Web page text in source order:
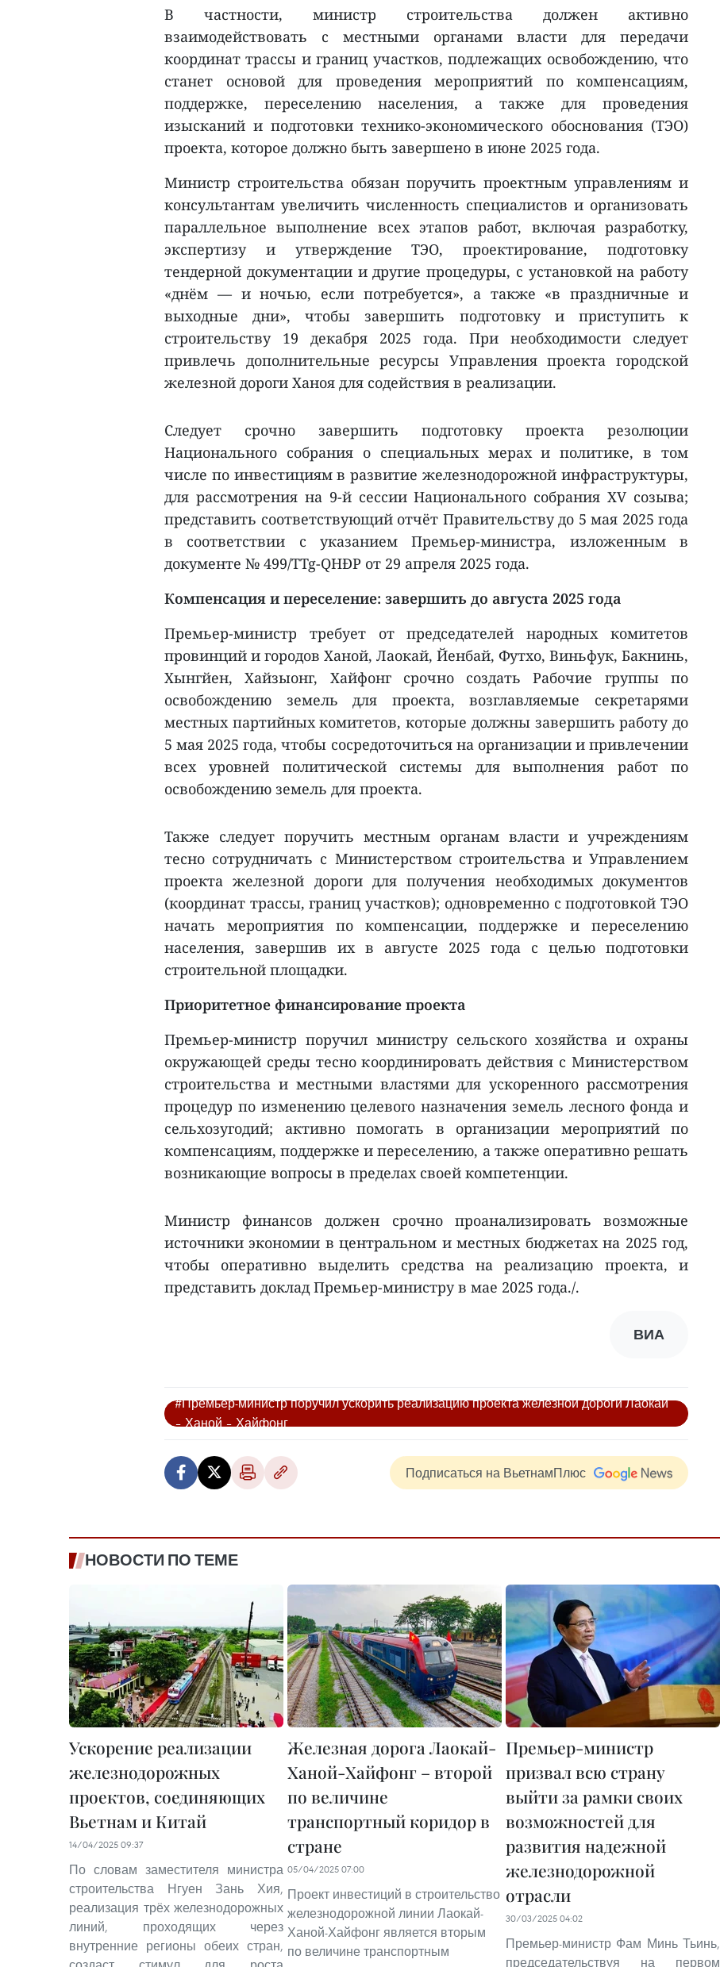
В частности, министр строительства должен активно
взаимодействовать с местными органами власти для передачи
координат трассы и границ участков, подлежащих освобождению, что
станет основой для проведения мероприятий по компенсациям,
поддержке, переселению населения, а также для проведения
изысканий и подготовки технико-экономического обоснования (ТЭО)
проекта, которое должно быть завершено в июне 2025 года.
Министр строительства обязан поручить проектным управлениям и
консультантам увеличить численность специалистов и организовать
параллельное выполнение всех этапов работ, включая разработку,
экспертизу и утверждение ТЭО, проектирование, подготовку
тендерной документации и другие процедуры, с установкой на работу
«днём — и ночью, если потребуется», а также «в праздничные и
выходные дни», чтобы завершить подготовку и приступить к
строительству 19 декабря 2025 года. При необходимости следует
привлечь дополнительные ресурсы Управления проекта городской
железной дороги Ханоя для содействия в реализации.
Следует срочно завершить подготовку проекта резолюции
Национального собрания о специальных мерах и политике, в том
числе по инвестициям в развитие железнодорожной инфраструктуры,
для рассмотрения на 9-й сессии Национального собрания XV созыва;
представить соответствующий отчёт Правительству до 5 мая 2025 года
в соответствии с указанием Премьер-министра, изложенным в
документе № 499/TTg-QHĐP от 29 апреля 2025 года.
Компенсация и переселение: завершить до августа 2025 года
Премьер-министр требует от председателей народных комитетов
провинций и городов Ханой, Лаокай, Йенбай, Футхо, Виньфук, Бакнинь,
Хынгйен, Хайзыонг, Хайфонг срочно создать Рабочие группы по
освобождению земель для проекта, возглавляемые секретарями
местных партийных комитетов, которые должны завершить работу до
5 мая 2025 года, чтобы сосредоточиться на организации и привлечении
всех уровней политической системы для выполнения работ по
освобождению земель для проекта.
Также следует поручить местным органам власти и учреждениям
тесно сотрудничать с Министерством строительства и Управлением
проекта железной дороги для получения необходимых документов
(координат трассы, границ участков); одновременно с подготовкой ТЭО
начать мероприятия по компенсации, поддержке и переселению
населения, завершив их в августе 2025 года с целью подготовки
строительной площадки.
Приоритетное финансирование проекта
Премьер-министр поручил министру сельского хозяйства и охраны
окружающей среды тесно координировать действия с Министерством
строительства и местными властями для ускоренного рассмотрения
процедур по изменению целевого назначения земель лесного фонда и
сельхозугодий; активно помогать в организации мероприятий по
компенсациям, поддержке и переселению, а также оперативно решать
возникающие вопросы в пределах своей компетенции.
Министр финансов должен срочно проанализировать возможные
источники экономии в центральном и местных бюджетах на 2025 год,
чтобы оперативно выделить средства на реализацию проекта, и
представить доклад Премьер-министру в мае 2025 года./.
ВИА
#Премьер-министр поручил ускорить реализацию проекта железной дороги Лаокай
– Ханой – Хайфонг
Подписаться на ВьетнамПлюс
НОВОСТИ ПО ТЕМЕ
Ускорение реализации
железнодорожных
проектов, соединяющих
Вьетнам и Китай
14/04/2025 09:37
По словам заместителя министра
строительства Нгуен Зань Хия,
реализация трёх железнодорожных
линий, проходящих через
внутренние регионы обеих стран,
Железная дорога Лаокай-
Ханой-Хайфонг – второй
по величине
транспортный коридор в
стране
05/04/2025 07:00
Проект инвестиций в строительство
железнодорожной линии Лаокай-
Ханой-Хайфонг является вторым
по величине транспортным
Премьер-министр
призвал всю страну
выйти за рамки своих
возможностей для
развития надежной
железнодорожной
отрасли
30/03/2025 04:02
Премьер-министр Фам Минь Тьинь,
председательствуя на первом